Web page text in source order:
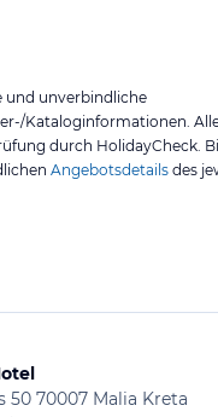
und unverbindliche
Kataloginformationen.
durch HolidayCheck.
Angebotsdetails des
50 70007 Malia Kreta